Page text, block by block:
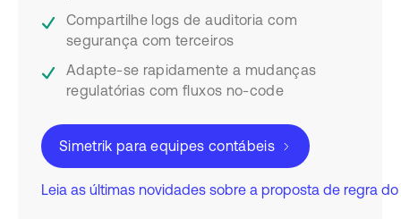
Compartilhe logs de auditoria com
segurança com terceiros
Adapte-se rapidamente a mudanças
regulatórias com fluxos no-code
Simetrik para equipes contábeis
Leia as últimas novidades sobre a proposta de regra do